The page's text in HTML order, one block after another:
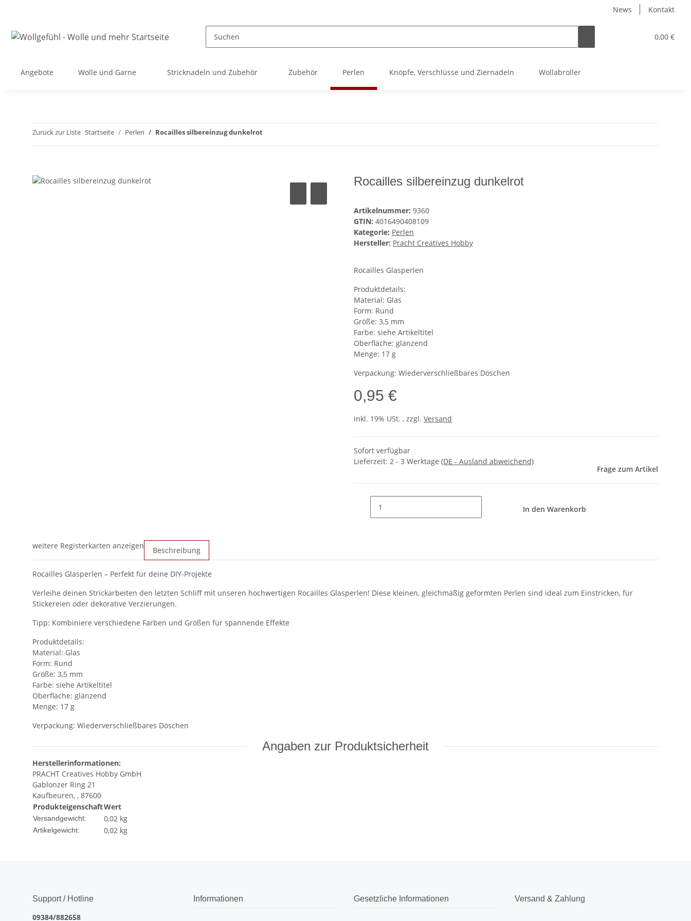
News Kontakt
0,00 €
Angebote Wolle und Garne Stricknadeln und Zubehör Zubehör Perlen Knöpfe, Verschlüsse und Ziernadeln Wollabroller
Zurück zur Liste Startseite Perlen Rocailles silbereinzug dunkelrot
Rocailles silbereinzug dunkelrot
Artikelnummer: 9360
GTIN: 4016490408109
Kategorie: Perlen
Hersteller: Pracht Creatives Hobby
Rocailles Glasperlen
Produktdetails:
Material: Glas
Form: Rund
Größe: 3,5 mm
Farbe: siehe Artikeltitel
Oberfläche: glänzend
Menge: 17 g
Verpackung: Wiederverschließbares Döschen
0,95 €
inkl. 19% USt. , zzgl. Versand
Sofort verfügbar
Lieferzeit: 2 - 3 Werktage (DE - Ausland abweichend)
Frage zum Artikel
In den Warenkorb
weitere Registerkarten anzeigen Beschreibung
Rocailles Glasperlen – Perfekt für deine DIY-Projekte
Verleihe deinen Strickarbeiten den letzten Schliff mit unseren hochwertigen Rocailles Glasperlen! Diese kleinen, gleichmäßig geformten Perlen sind ideal zum Einstricken, für
Stickereien oder dekorative Verzierungen.
Tipp: Kombiniere verschiedene Farben und Größen für spannende Effekte
Produktdetails:
Material: Glas
Form: Rund
Größe: 3,5 mm
Farbe: siehe Artikeltitel
Oberfläche: glänzend
Menge: 17 g
Verpackung: Wiederverschließbares Döschen
Angaben zur Produktsicherheit
Herstellerinformationen:
PRACHT Creatives Hobby GmbH
Gablonzer Ring 21
Kaufbeuren, , 87600
ProdukteigenschaftWert
Versandgewicht: 0,02 kg
Artikelgewicht: 0,02 kg
Support / Hotline
09384/882658
Informationen Gesetzliche Informationen Versand & Zahlung